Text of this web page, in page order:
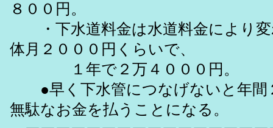
８００円。
・下水道料金は水道料金により変
体月２０００円くらいで、
１年で２万４０００円。
●早く下水管につなげないと年間
無駄なお金を払うことになる。